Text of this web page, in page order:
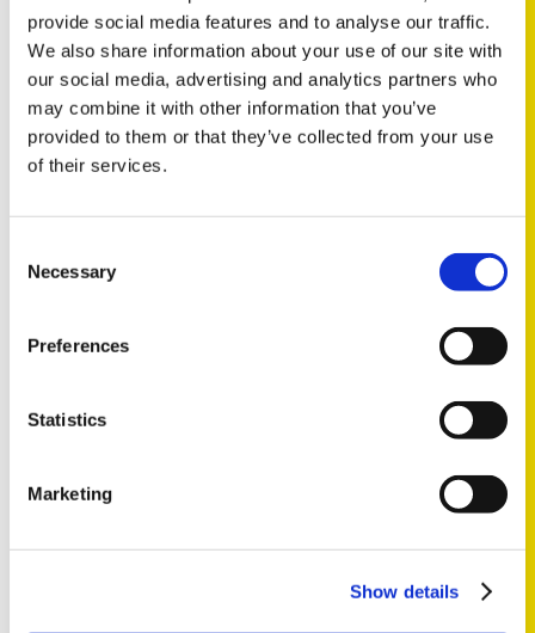
provide social media features and to analyse our traffic.
We also share information about your use of our site with
our social media, advertising and analytics partners who
may combine it with other information that you’ve
provided to them or that they’ve collected from your use
of their services.
Selection
Necessary
Preferences
Statistics
Marketing
Show details
2026
НОВИНКА: Датчики уровня для
до 50 наименований…